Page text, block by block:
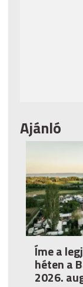
Ajánló
Íme a
héten a
2026.